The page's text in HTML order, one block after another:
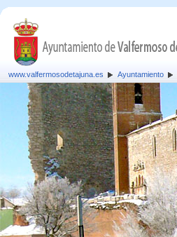
www.valfermosodetajuna.es Ayuntamiento